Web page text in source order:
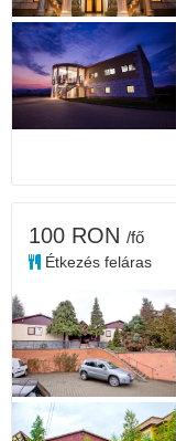
100 RON /fő
Étkezés feláras